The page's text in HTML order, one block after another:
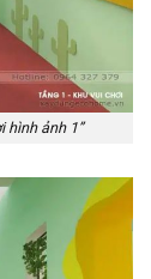
hình ảnh 1”